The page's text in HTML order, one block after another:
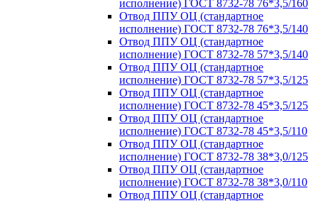
исполнение) ГОСТ 8732-78 76*3,5/160
Отвод ППУ ОЦ (стандартное
исполнение) ГОСТ 8732-78 76*3,5/140
Отвод ППУ ОЦ (стандартное
исполнение) ГОСТ 8732-78 57*3,5/140
Отвод ППУ ОЦ (стандартное
исполнение) ГОСТ 8732-78 57*3,5/125
Отвод ППУ ОЦ (стандартное
исполнение) ГОСТ 8732-78 45*3,5/125
Отвод ППУ ОЦ (стандартное
исполнение) ГОСТ 8732-78 45*3,5/110
Отвод ППУ ОЦ (стандартное
исполнение) ГОСТ 8732-78 38*3,0/125
Отвод ППУ ОЦ (стандартное
исполнение) ГОСТ 8732-78 38*3,0/110
Отвод ППУ ОЦ (стандартное